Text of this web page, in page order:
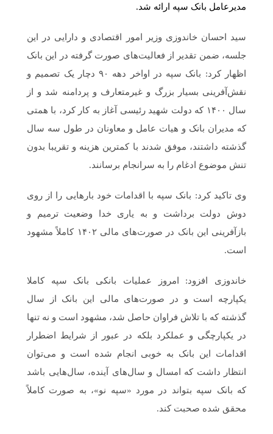
مدیرعامل بانک سپه ارائه شد.
سید احسان خاندوزی وزیر امور اقتصادی و دارایی در این
جلسه، ضمن تقدیر از فعالیت‌های صورت گرفته در این بانک
اظهار کرد: بانک سپه در اواخر دهه ۹۰ دچار یک تصمیم و
نقش‌آفرینی بسیار بزرگ و غیرمتعارف و پردامنه شد و از
سال ۱۴۰۰ که دولت شهید رئیسی آغاز به کار کرد، با همتی
که مدیران بانک و هیات عامل و معاونان در طول سه سال
گذشته داشتند، موفق شدند با کمترین هزینه و تقریبا بدون
تنش موضوع ادغام را به سرانجام برسانند.
وی تاکید کرد: بانک سپه با اقدامات خود بارهایی را از روی
دوش دولت برداشت و به یاری خدا وضعیت ترمیم و
بازآفرینی این بانک در صورت‌های مالی ۱۴۰۲ کاملاً مشهود
است.
خاندوزی افزود: امروز عملیات بانکی بانک سپه کاملا
یکپارچه است و در صورت‌های مالی این بانک از سال
گذشته که با تلاش فراوان حاصل شد، مشهود است و نه تنها
در یکپارچگی و عملکرد بلکه در عبور از شرایط اضطرار
اقدامات این بانک به خوبی انجام شده است و می‌توان
انتظار داشت که امسال و سال‌های آینده، سال‌هایی باشد
که بانک سپه بتواند در مورد «سپه نو»، به صورت کاملاً
محقق شده صحبت کند.